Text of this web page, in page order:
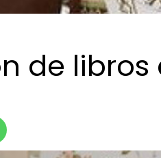
de libros